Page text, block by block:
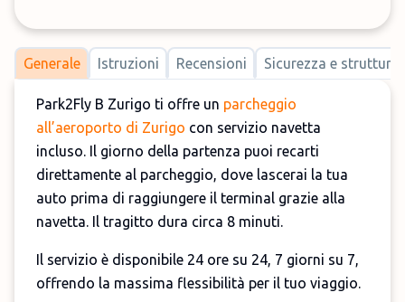
Generale Istruzioni Recensioni Sicurezza e strutture
Park2Fly B Zurigo ti offre un parcheggio
all’aeroporto di Zurigo con servizio navetta
incluso. Il giorno della partenza puoi recarti
direttamente al parcheggio, dove lascerai la tua
auto prima di raggiungere il terminal grazie alla
navetta. Il tragitto dura circa 8 minuti.
Il servizio è disponibile 24 ore su 24, 7 giorni su 7,
offrendo la massima flessibilità per il tuo viaggio.